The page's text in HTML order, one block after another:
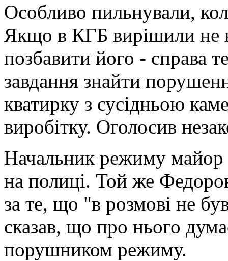
Особливо пильнували,
Якщо в КГБ вирішили не
позбавити його - справа
завдання знайти
кватирку з сусідньою
виробітку. Оголосив
Начальник режиму майор
на полиці. Той же
за те, що "в розмові не
сказав, що про нього
порушником режиму.